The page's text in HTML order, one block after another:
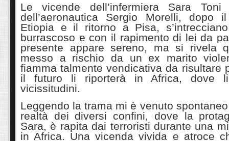
Le vicende dell’infermiera Sara
dell’aeronautica Sergio Morelli, dopo
Etiopia e il ritorno a Pisa,
burrascoso e con il rapimento di lei da
presente appare sereno, ma si rivela
messo a rischio da un ex marito
fiamma talmente vendicativa da risultare
il futuro li riporterà in Africa, dove li
vicissitudini.
Leggendo la trama mi è venuto
realtà dei diversi confini, dove la
Sara, è rapita dai terroristi durante una
in Africa. Una vicenda vivida e atroce